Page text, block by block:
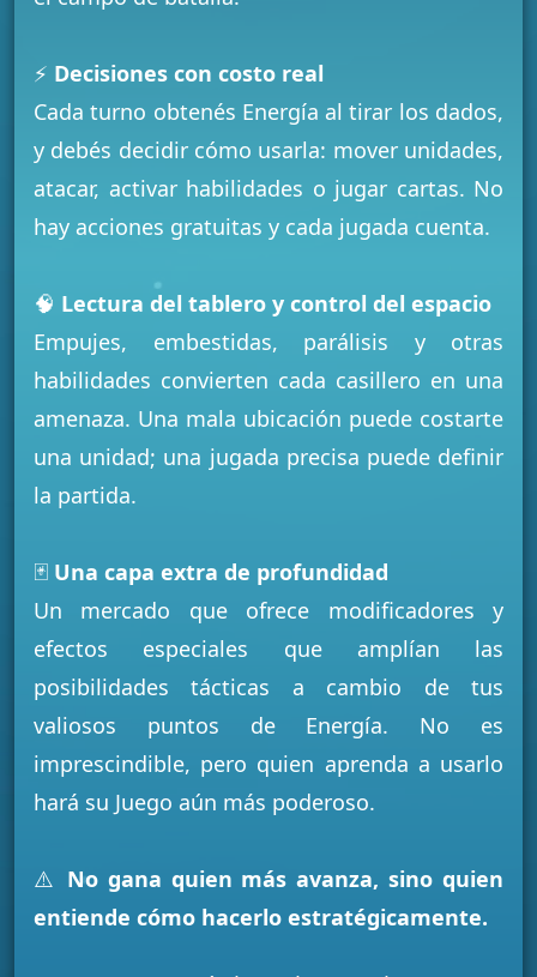
⚡ Decisiones con costo real
Cada turno obtenés Energía al tirar los dados,
y debés decidir cómo usarla: mover unidades,
atacar, activar habilidades o jugar cartas. No
hay acciones gratuitas y cada jugada cuenta.
🧠 Lectura del tablero y control del espacio
Empujes, embestidas, parálisis y otras
habilidades convierten cada casillero en una
amenaza. Una mala ubicación puede costarte
una unidad; una jugada precisa puede definir
la partida.
🃏 Una capa extra de profundidad
Un mercado que ofrece modificadores y
efectos especiales que amplían las
posibilidades tácticas a cambio de tus
valiosos puntos de Energía. No es
imprescindible, pero quien aprenda a usarlo
hará su Juego aún más poderoso.
⚠️ No gana quien más avanza, sino quien
entiende cómo hacerlo estratégicamente.